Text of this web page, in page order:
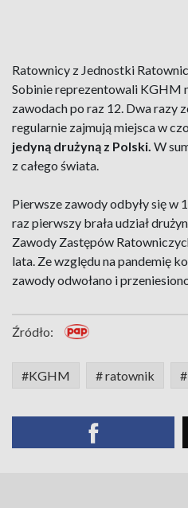
Ratownicy z Jednostki
Sobinie reprezentowali KGHM
zawodach po raz 12. Dwa razy
regularnie zajmują miejsca w
jedyną drużyną z Polski. W
z całego świata.
Pierwsze zawody odbyły się w
raz pierwszy brała udział
Zawody Zastępów
lata. Ze względu na pandemię
zawody odwołano i
Źródło:
#KGHM # ratownik